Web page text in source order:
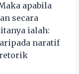
apabila
secara
ialah:
naratif
retorik